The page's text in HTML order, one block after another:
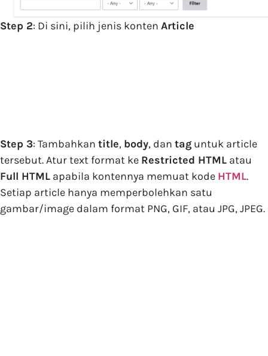
Step 2: Di sini, pilih jenis konten Article
Step 3: Tambahkan title, body, dan tag untuk article
tersebut. Atur text format ke Restricted HTML atau
Full HTML apabila kontennya memuat kode HTML.
Setiap article hanya memperbolehkan satu
gambar/image dalam format PNG, GIF, atau JPG, JPEG.